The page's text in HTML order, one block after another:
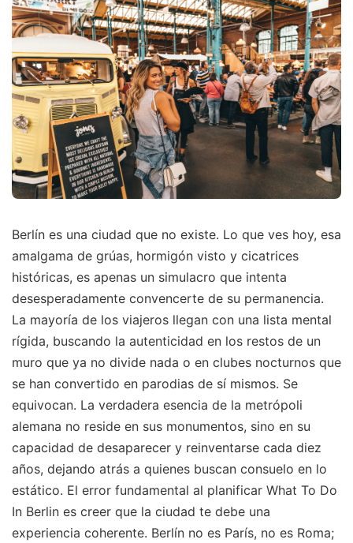
Berlín es una ciudad que no existe. Lo que ves hoy, esa
amalgama de grúas, hormigón visto y cicatrices
históricas, es apenas un simulacro que intenta
desesperadamente convencerte de su permanencia.
La mayoría de los viajeros llegan con una lista mental
rígida, buscando la autenticidad en los restos de un
muro que ya no divide nada o en clubes nocturnos que
se han convertido en parodias de sí mismos. Se
equivocan. La verdadera esencia de la metrópoli
alemana no reside en sus monumentos, sino en su
capacidad de desaparecer y reinventarse cada diez
años, dejando atrás a quienes buscan consuelo en lo
estático. El error fundamental al planificar What To Do
In Berlin es creer que la ciudad te debe una
experiencia coherente. Berlín no es París, no es Roma;